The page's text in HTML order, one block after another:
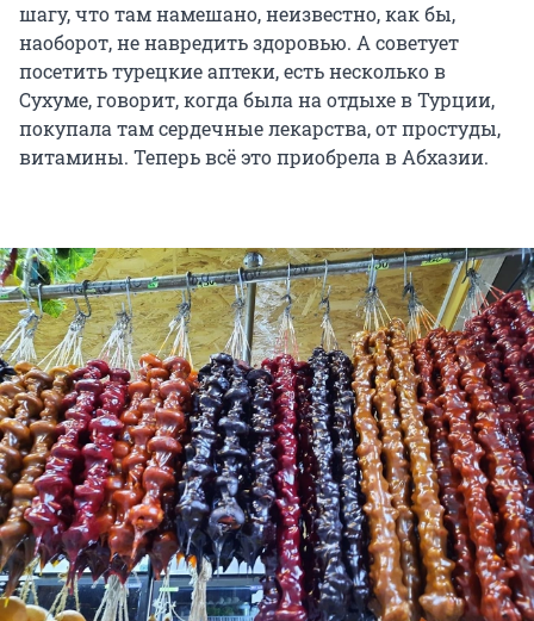
шагу, что там намешано, неизвестно, как бы,
наоборот, не навредить здоровью. А советует
посетить турецкие аптеки, есть несколько в
Сухуме, говорит, когда была на отдыхе в Турции,
покупала там сердечные лекарства, от простуды,
витамины. Теперь всё это приобрела в Абхазии.